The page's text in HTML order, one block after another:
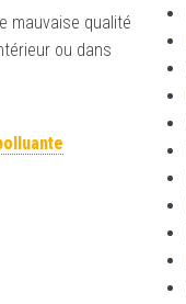
mauvaise qualité
ou dans